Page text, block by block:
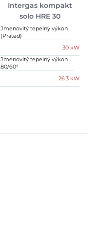
Intergas kompakt
solo HRE 30
Jmenovitý tepelný výkon
(Prated)
30 kW
Jmenovitý tepelný výkon
80/60°
26.3 kW